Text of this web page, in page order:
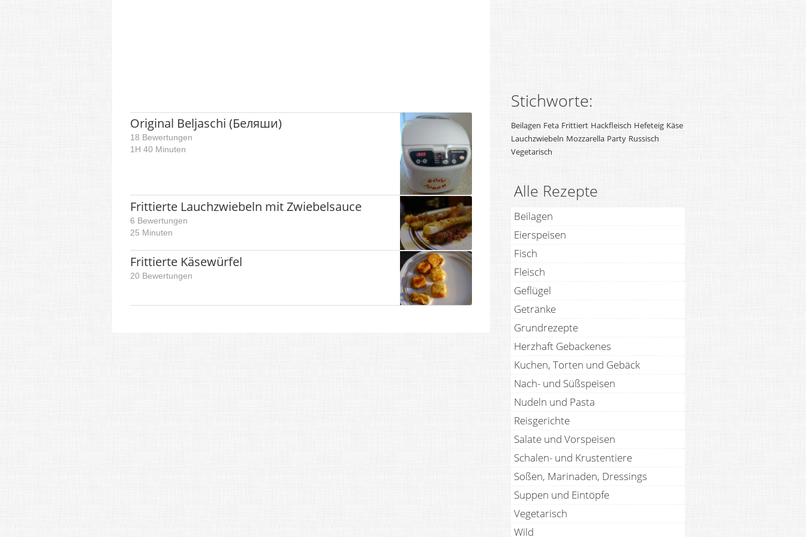
Original Beljaschi (Беляши)
18 Bewertungen
1H 40 Minuten
Frittierte Lauchzwiebeln mit Zwiebelsauce
6 Bewertungen
25 Minuten
Frittierte Käsewürfel
20 Bewertungen
Stichworte:
Beilagen Feta Frittiert Hackfleisch Hefeteig Käse
Lauchzwiebeln Mozzarella Party Russisch
Vegetarisch
Alle Rezepte
Beilagen
Eierspeisen
Fisch
Fleisch
Geflügel
Getränke
Grundrezepte
Herzhaft Gebackenes
Kuchen, Torten und Gebäck
Nach- und Süßspeisen
Nudeln und Pasta
Reisgerichte
Salate und Vorspeisen
Schalen- und Krustentiere
Soßen, Marinaden, Dressings
Suppen und Eintöpfe
Vegetarisch
Wild